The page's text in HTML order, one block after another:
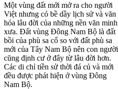
Một vùng đất mới mở ra cho người
Việt nhưng có bề dầy lịch sử và văn
hóa lâu đời của những nền văn minh
xưa. Đất vùng Đông Nam Bộ là đất
bồi của phù sa cổ so với đất phù sa
mới của Tây Nam Bộ nên con người
cũng định cư ở đây từ lâu đời hơn.
Các di chỉ tiền sử thời đá củ và mới
đều được phát hiện ở vùng Đông
Nam Bộ.